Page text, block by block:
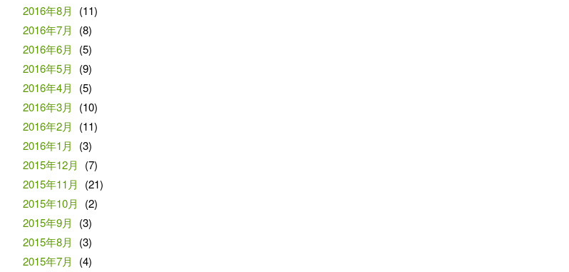
2016年8月
(11)
2016年7月
(8)
2016年6月
(5)
2016年5月
(9)
2016年4月
(5)
2016年3月
(10)
2016年2月
(11)
2016年1月
(3)
2015年12月
(7)
2015年11月
(21)
2015年10月
(2)
2015年9月
(3)
2015年8月
(3)
2015年7月
(4)